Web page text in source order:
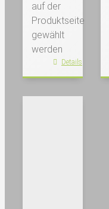
auf der
Produktseite
gewählt
werden
Details